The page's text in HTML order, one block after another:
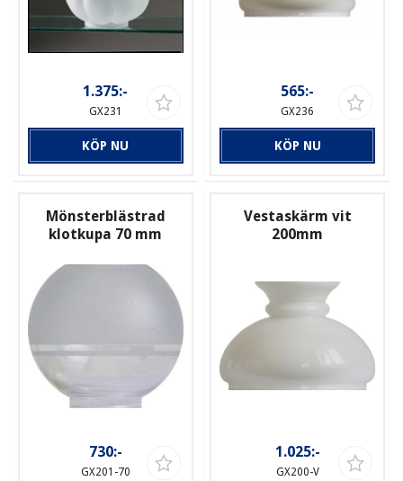
1.375:-
GX231
KÖP NU
565:-
GX236
KÖP NU
Mönsterblästrad
klotkupa 70 mm
730:-
GX201-70
Vestaskärm vit
200mm
1.025:-
GX200-V